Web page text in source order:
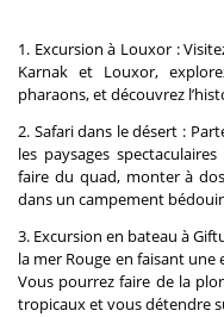
1. Excursion à Louxor :
Karnak et Louxor,
pharaons, et découvrez
2. Safari dans le désert :
les paysages
faire du quad, monter à
dans un campement
3. Excursion en bateau à
la mer Rouge en faisant une
Vous pourrez faire de la
tropicaux et vous détendre